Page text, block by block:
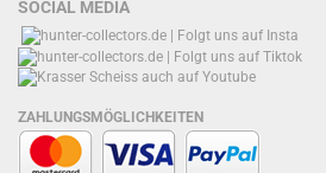
SOCIAL MEDIA
ZAHLUNGSMÖGLICHKEITEN